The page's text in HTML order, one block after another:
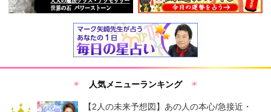
人気メニューランキング
【2人の未来予想図】あの人の本心/急接近・